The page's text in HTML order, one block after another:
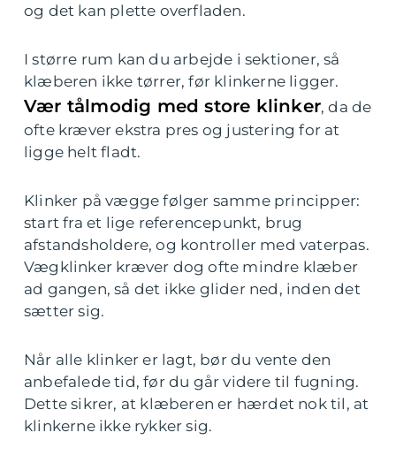
og det kan plette overfladen.
I større rum kan du arbejde i sektioner, så
klæberen ikke tørrer, før klinkerne ligger.
Vær tålmodig med store klinker, da de
ofte kræver ekstra pres og justering for at
ligge helt fladt.
Klinker på vægge følger samme principper:
start fra et lige referencepunkt, brug
afstandsholdere, og kontroller med vaterpas.
Vægklinker kræver dog ofte mindre klæber
ad gangen, så det ikke glider ned, inden det
sætter sig.
Når alle klinker er lagt, bør du vente den
anbefalede tid, før du går videre til fugning.
Dette sikrer, at klæberen er hærdet nok til, at
klinkerne ikke rykker sig.